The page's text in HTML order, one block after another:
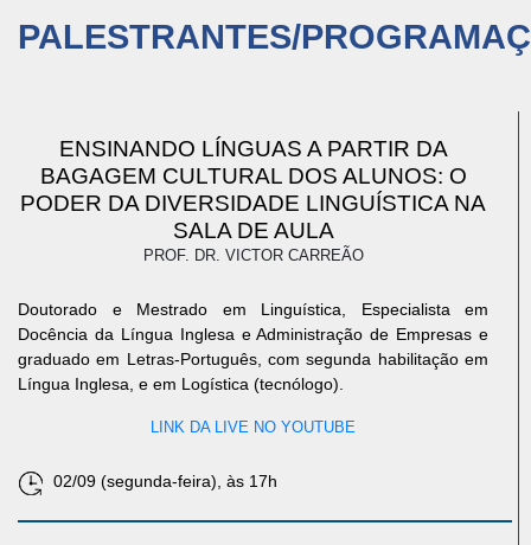
PALESTRANTES/
ENSINANDO LÍNGUAS A PARTIR DA
BAGAGEM CULTURAL DOS ALUNOS: O
PODER DA DIVERSIDADE LINGUÍSTICA NA
SALA DE AULA
PROF. DR. VICTOR CARREÃO
Doutorado e Mestrado em Linguística, Especialista em
Docência da Língua Inglesa e Administração de Empresas e
graduado em Letras-Português, com segunda habilitação em
Língua Inglesa, e em Logística (tecnólogo).
LINK DA LIVE NO YOUTUBE
02/09 (segunda-feira), às 17h